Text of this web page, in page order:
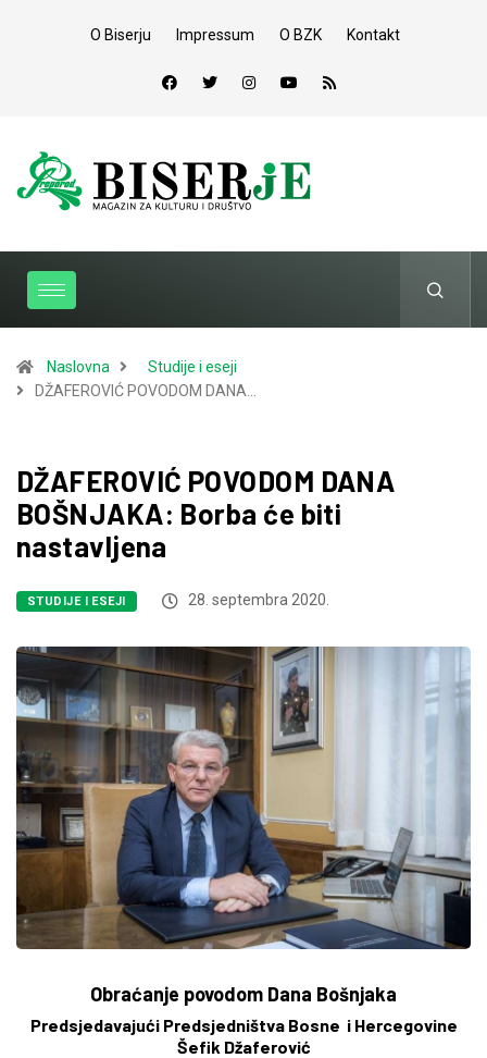
O Biserju Impressum O BZK Kontakt
Naslovna
Studije i eseji
DŽAFEROVIĆ POVODOM DANA…
DŽAFEROVIĆ POVODOM DANA
BOŠNJAKA: Borba će biti
nastavljena
STUDIJE I ESEJI 28. septembra 2020.
Obraćanje povodom Dana Bošnjaka
Predsjedavajući Predsjedništva Bosne i Hercegovine
Šefik Džaferović